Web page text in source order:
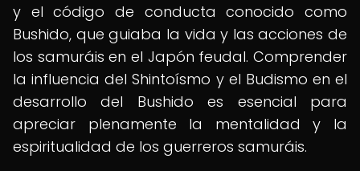
y el código de conducta conocido como
Bushido, que guiaba la vida y las acciones de
los samuráis en el Japón feudal. Comprender
la influencia del Shintoísmo y el Budismo en el
desarrollo del Bushido es esencial para
apreciar plenamente la mentalidad y la
espiritualidad de los guerreros samuráis.